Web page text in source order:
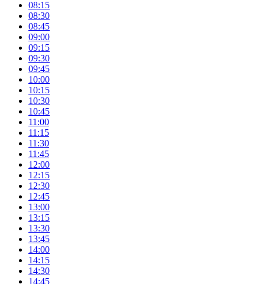
08:15
08:30
08:45
09:00
09:15
09:30
09:45
10:00
10:15
10:30
10:45
11:00
11:15
11:30
11:45
12:00
12:15
12:30
12:45
13:00
13:15
13:30
13:45
14:00
14:15
14:30
14:45